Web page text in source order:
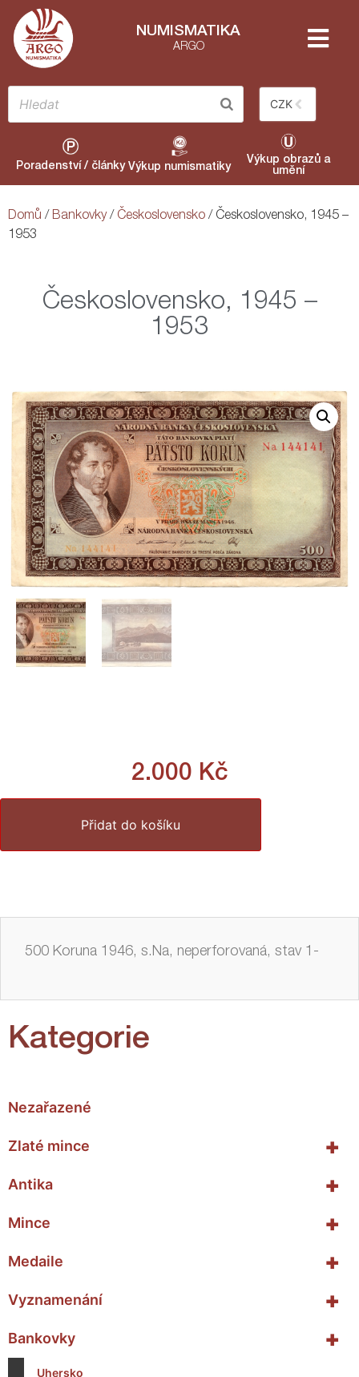
NUMISMATIKA
ARGO
CZK
Poradenství / články Výkup numismatiky
Výkup obrazů a
umění
Domů / Bankovky/ Československo / Československo, 1945 –
1953
Kategorie
Nezařazené
+
Zlaté mince
+
Antika
+
Mince
+
Medaile
+
Vyznamenání
+
Bankovky
Uhersko
Československo, 1945 –
1953
2.000 Kč
Přidat do košíku
500 Koruna 1946, s.Na, neperforovaná, stav 1-